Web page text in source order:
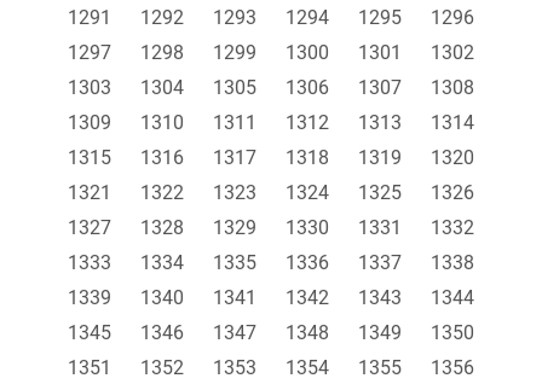
1291
1292 1293 1294 1295
1296
1297
1298 1299 1300 1301
1302
1303
1304 1305 1306 1307
1308
1309
1310 1311 1312 1313
1314
1315
1316 1317 1318 1319
1320
1321
1322 1323 1324 1325
1326
1327
1328 1329 1330 1331
1332
1333
1334 1335 1336 1337
1338
1339
1340 1341 1342 1343
1344
1345
1346 1347 1348 1349
1350
1351
1352 1353 1354 1355
1356